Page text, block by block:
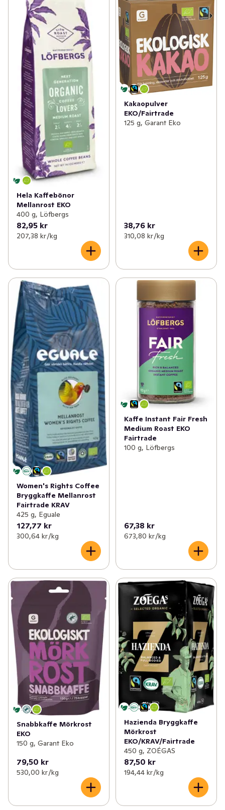
Hela Kaffebönor
Mellanrost EKO
400 g, Löfbergs
82,95 kr
207,38 kr /kg
Kakaopulver
EKO/Fairtrade
125 g, Garant Eko
38,76 kr
310,08 kr /kg
Women's Rights Coffee
Bryggkaffe Mellanrost
Fairtrade KRAV
425 g, Eguale
127,77 kr
300,64 kr /kg
Kaffe Instant Fair Fresh
Medium Roast EKO
Fairtrade
100 g, Löfbergs
67,38 kr
673,80 kr /kg
Snabbkaffe Mörkrost
EKO
150 g, Garant Eko
79,50 kr
530,00 kr /kg
Hazienda Bryggkaffe
Mörkrost
EKO/KRAV/Fairtrade
450 g, ZOÉGAS
87,50 kr
194,44 kr /kg